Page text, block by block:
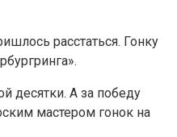
расстаться. Гонку
десятки. А за победу
мастером гонок на